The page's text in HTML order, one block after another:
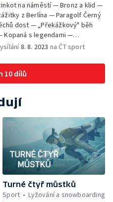
na náměstí — Bronz a klid —
z Berlína — Paragolf Černý
dost — „Překážkový" běh
Kopaná s legendami —
8. 8. 2023 na ČT sport
10 dílů
Turné čtyř můstků
Sport
Lyžování a snowboarding